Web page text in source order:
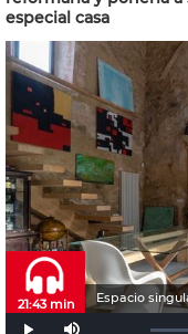
especial casa
Espacio
21:43 min